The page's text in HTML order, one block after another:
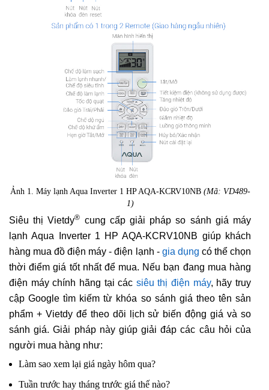
Ảnh 1. Máy lạnh Aqua Inverter 1 HP AQA-KCRV10NB (Mã: VD489-
1)
Siêu thị Vietdy® cung cấp giải pháp so sánh giá máy
lạnh Aqua Inverter 1 HP AQA-KCRV10NB giúp khách
hàng mua đồ điện máy - điện lạnh - gia dụng có thể chọn
thời điểm giá tốt nhất để mua. Nếu bạn đang mua hàng
điện máy chính hãng tại các siêu thị điện máy, hãy truy
cập Google tìm kiếm từ khóa so sánh giá theo tên sản
phẩm + Vietdy để theo dõi lịch sử biến động giá và so
sánh giá. Giải pháp này giúp giải đáp các câu hỏi của
người mua hàng như:
Làm sao xem lại giá ngày hôm qua?
Tuần trước hay tháng trước giá thế nào?